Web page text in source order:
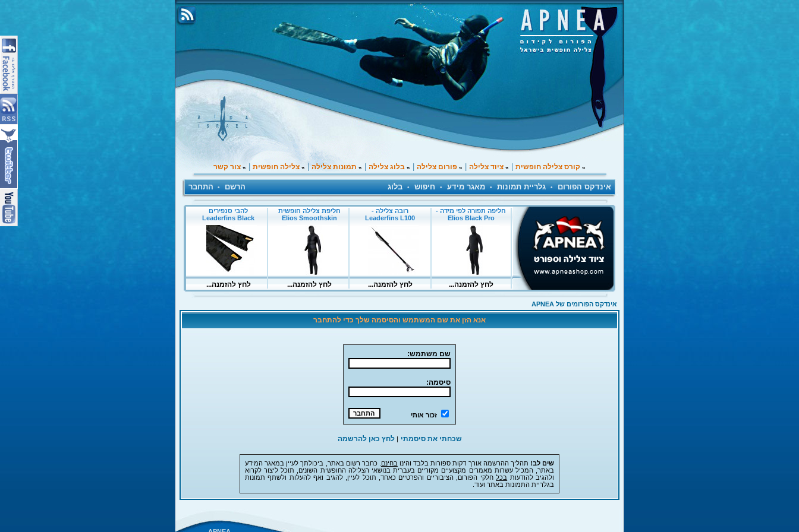
» קורס צלילה חופשית » ציוד צלילה » פורום צלילה » בלוג צלילה » תמונות צלילה » צלילה חופשית » צור קשר
אינדקס הפורום • גלריית תמונות • מאגר מידע • חיפוש • בלוג הרשם • התחבר
אינדקס הפורומים של APNEA
אנא הזן את שם המשתמש והסיסמה שלך כדי להתחבר
שם משתמש:
סיסמה:
זכור אותי
שכחתי את סיסמתי |לחץ כאן להרשמה
שים לב! תהליך ההרשמה אורך דקות ספורות בלבד והינו בחינם . כחבר רשום באתר, ביכולתך לעיין במאגר המידע
באתר, המכיל עשרות מאמרים מקצועיים מקוריים בעברית בנושאי הצלילה החופשית השונים, תוכל ליצור לקרוא
ולהגיב להודעות בכלחלקי הפורום, הציבוריים והפרטיים כאחד, תוכל לעיין, להגיב ואף להעלות ולשתף תמונות
בגלריית התמונות באתר ועוד.